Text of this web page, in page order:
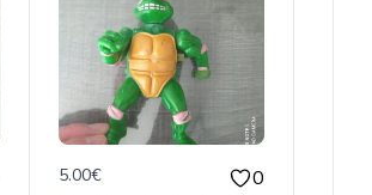
5.00€ 0